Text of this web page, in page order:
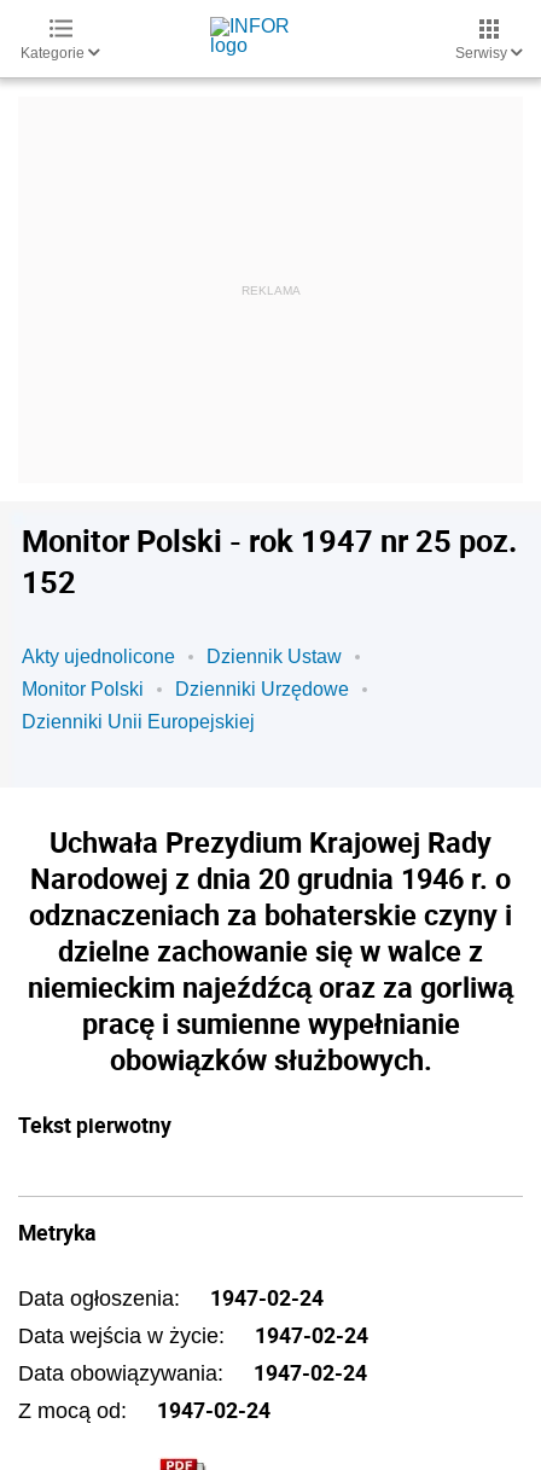
Kategorie Serwisy
Monitor Polski - rok 1947 nr 25 poz.
152
Akty ujednolicone
Dziennik Ustaw
Monitor Polski
Dzienniki Urzędowe
Dzienniki Unii Europejskiej
Uchwała Prezydium Krajowej Rady
Narodowej z dnia 20 grudnia 1946 r. o
odznaczeniach za bohaterskie czyny i
dzielne zachowanie się w walce z
niemieckim najeźdźcą oraz za gorliwą
pracę i sumienne wypełnianie
obowiązków służbowych.
Tekst pierwotny
Metryka
Data ogłoszenia: 1947-02-24
Data wejścia w życie: 1947-02-24
Data obowiązywania: 1947-02-24
Z mocą od: 1947-02-24